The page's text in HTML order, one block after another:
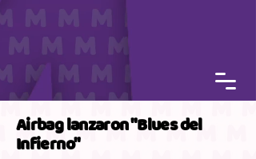
Airbag lanzaron "Blues del
Infierno"